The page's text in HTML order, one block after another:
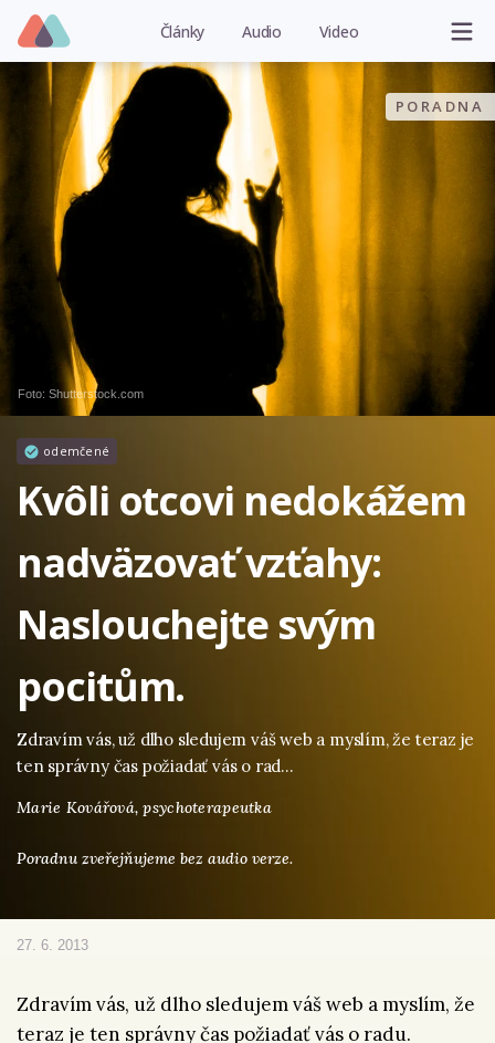
Články Audio Video
PORADNA
Foto: Shutterstock.com
odemčené
Kvôli otcovi nedokážem
nadväzovať vzťahy:
Naslouchejte svým
pocitům.
Zdravím vás, už dlho sledujem váš web a myslím, že teraz je
ten správny čas požiadať vás o rad…
Marie Kovářová,psychoterapeutka
Poradnu zveřejňujeme bez audio verze.
27. 6. 2013
Zdravím vás, už dlho sledujem váš web a myslím, že
teraz je ten správny čas požiadať vás o radu.